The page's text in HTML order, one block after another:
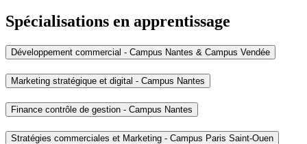
Spécialisations en apprentissage
Développement commercial - Campus Nantes & Campus Vendée
Marketing stratégique et digital - Campus Nantes
Finance contrôle de gestion - Campus Nantes
Stratégies commerciales et Marketing - Campus Paris Saint-Ouen